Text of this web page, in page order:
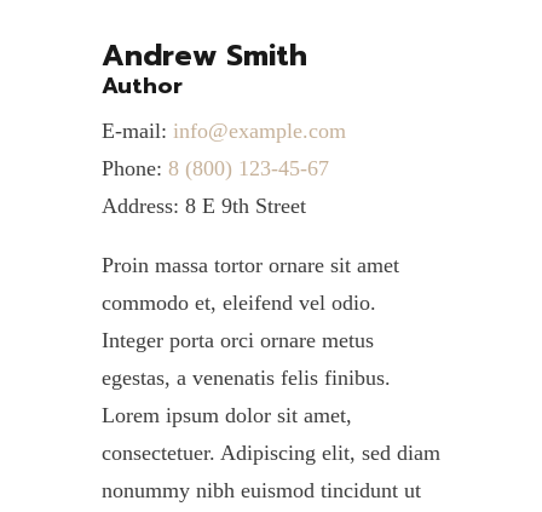
Andrew Smith
Author
E-mail: info@example.com
Phone: 8 (800) 123-45-67
Address: 8 E 9th Street
Proin massa tortor ornare sit amet
commodo et, eleifend vel odio.
Integer porta orci ornare metus
egestas, a venenatis felis finibus.
Lorem ipsum dolor sit amet,
consectetuer. Adipiscing elit, sed diam
nonummy nibh euismod tincidunt ut